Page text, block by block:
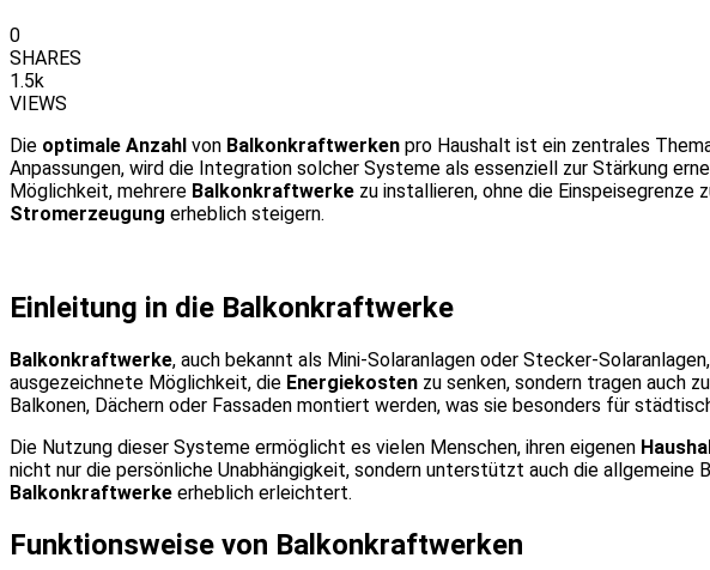
0
SHARES
1.5k
VIEWS
Die optimale Anzahl von Balkonkraftwerken pro Haushalt ist ein zentrales
Anpassungen, wird die Integration solcher Systeme als essenziell zur Stärkung
Möglichkeit, mehrere Balkonkraftwerke zu installieren, ohne die
Stromerzeugung erheblich steigern.
Einleitung in die Balkonkraftwerke
Balkonkraftwerke, auch bekannt als Mini-Solaranlagen oder Stecker-
ausgezeichnete Möglichkeit, die Energiekosten zu senken, sondern tragen auch
Balkonen, Dächern oder Fassaden montiert werden, was sie besonders für
Die Nutzung dieser Systeme ermöglicht es vielen Menschen, ihren eigenen
nicht nur die persönliche Unabhängigkeit, sondern unterstützt auch die allgemeine
Balkonkraftwerke erheblich erleichtert.
Funktionsweise von Balkonkraftwerken